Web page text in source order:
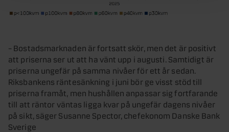
– Bostadsmarknaden är fortsatt skör, men det är positivt
att priserna ser ut att ha vänt upp i augusti. Samtidigt är
priserna ungefär på samma nivåer för ett år sedan.
Riksbankens räntesänkning i juni bör ge visst stöd till
priserna framåt, men hushållen anpassar sig fortfarande
till att räntor väntas ligga kvar på ungefär dagens nivåer
på sikt, säger Susanne Spector, chefekonom Danske Bank
Sverige